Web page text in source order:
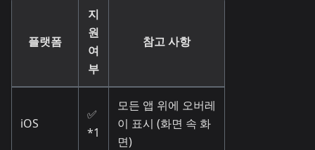
플랫폼
지
원
여
부
참고 사항
iOS
✅
*1
모든 앱 위에 오버레
이 표시 (화면 속 화
면)